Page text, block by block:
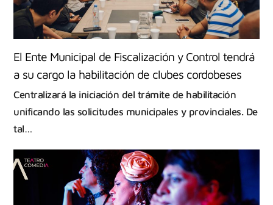
El Ente Municipal de Fiscalización y Control tendrá
a su cargo la habilitación de clubes cordobeses
Centralizará la iniciación del trámite de habilitación
unificando las solicitudes municipales y provinciales. De
tal…